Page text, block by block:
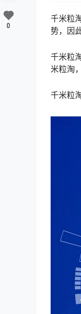
千米粒
势，因
千米粒
米粒淘
千米粒
0